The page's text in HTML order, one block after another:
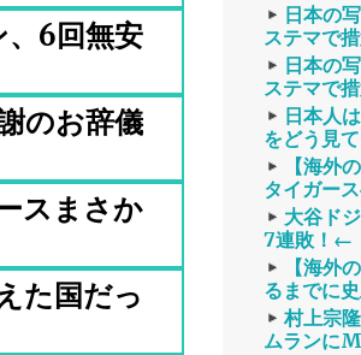
、6回無安
のお辞儀
スまさか
た国だっ
日本の
ステマで
日本の
ステマで
日本人
をどう見
【海外
タイガー
大谷ド
7連敗！←
【海外
るまでに
村上宗
ムランに